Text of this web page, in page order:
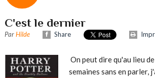
C'est le dernier
Par Hilde Share
On peut dire qu'au lieu
semaines sans en parler,